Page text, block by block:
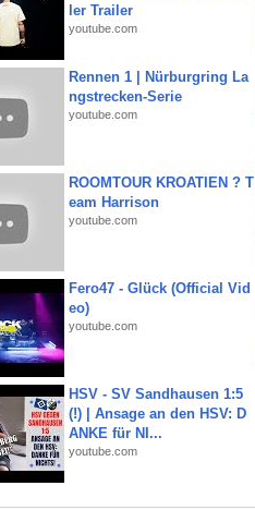
ler Trailer
youtube.com
Rennen 1 | Nürburgring La
ngstrecken-Serie
youtube.com
ROOMTOUR KROATIEN ? T
eam Harrison
youtube.com
Fero47 - Glück (Official Vid
eo)
youtube.com
HSV - SV Sandhausen 1:5
(!) | Ansage an den HSV: D
ANKE für NI...
youtube.com